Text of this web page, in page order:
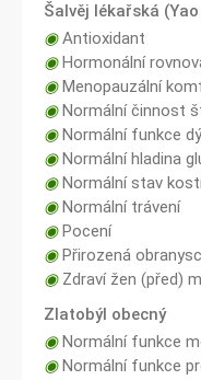
Šalvěj lékařská
◉Antioxidant
◉Hormonální
◉Menopauzální
◉Normální činnost
◉Normální funkce
◉Normální hladina
◉Normální stav
◉Normální trávení
◉Pocení
◉Přirozená
◉Zdraví žen (před)
Zlatobýl obecný
◉Normální funkce
◉Normální funkce